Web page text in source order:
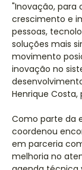
"Inovação, para
crescimento e
pessoas,
soluções mais
movimento
inovação no
Henrique Costa,
Como parte da
coordenou
em parceria
melhoria no